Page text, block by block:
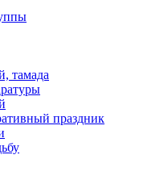
тамада
праздник